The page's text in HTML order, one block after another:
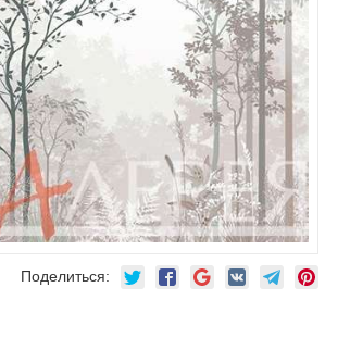
Поделиться: